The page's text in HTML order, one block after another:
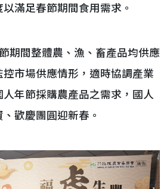
滿足春節期間食用需求。
間整體農、漁、畜產品均供應
市場供應情形，適時協調產業
年節採購農產品之需求，國人
歡慶團圓迎新春。